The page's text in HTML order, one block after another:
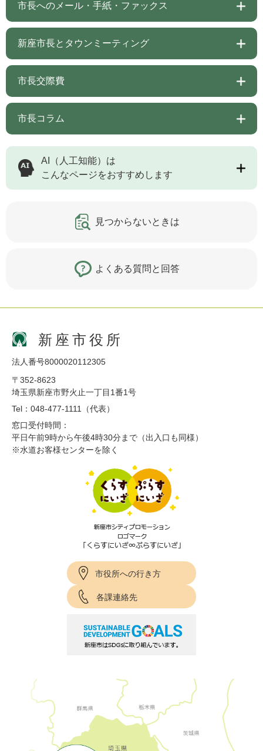
市長へのメール・手紙・ファックス
新座市長とタウンミーティング
市長交際費
市長コラム
AI（人工知能）は
こんなページをおすすめします
見つからないときは
よくある質問と回答
新座市役所
法人番号8000020112305
〒352-8623
埼玉県新座市野火止一丁目1番1号
Tel：048-477-1111（代表）
窓口受付時間：
平日午前9時から午後4時30分まで（出入口も同様）
※水道お客様センターを除く
市役所への行き方
各課連絡先